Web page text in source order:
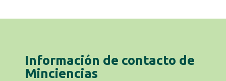
Información de contacto de
Minciencias